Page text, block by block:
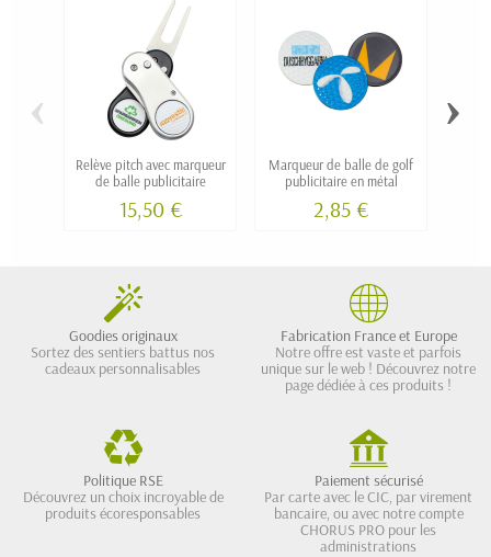
Relève pitch avec marqueur
de balle publicitaire
15,50 €
Marqueur de balle de golf
publicitaire en métal
2,85 €
‹ ›
Goodies originaux
Sortez des sentiers battus nos
cadeaux personnalisables
Fabrication France et Europe
Notre offre est vaste et parfois
unique sur le web ! Découvrez notre
page dédiée à ces produits !
Politique RSE
Découvrez un choix incroyable de
produits écoresponsables
Paiement sécurisé
Par carte avec le CIC, par virement
bancaire, ou avec notre compte
CHORUS PRO pour les
administrations